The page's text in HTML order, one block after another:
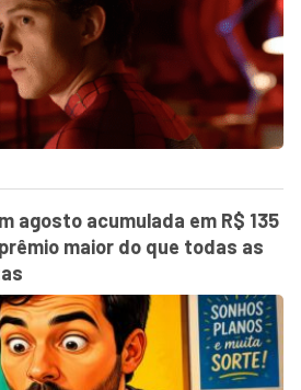
agosto acumulada em R$ 135
maior do que todas as